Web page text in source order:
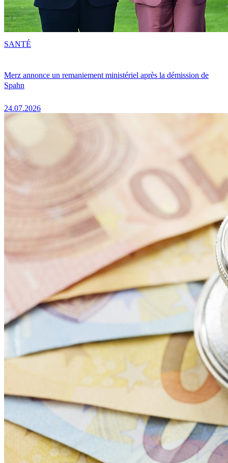
Merz annonce un remaniement ministériel après la démission de
Spahn
24.07.2026
SANTÉ